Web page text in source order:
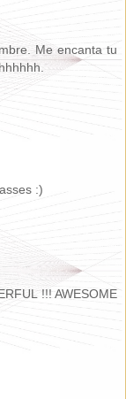
Me encanta tu
:)
!!! AWESOME